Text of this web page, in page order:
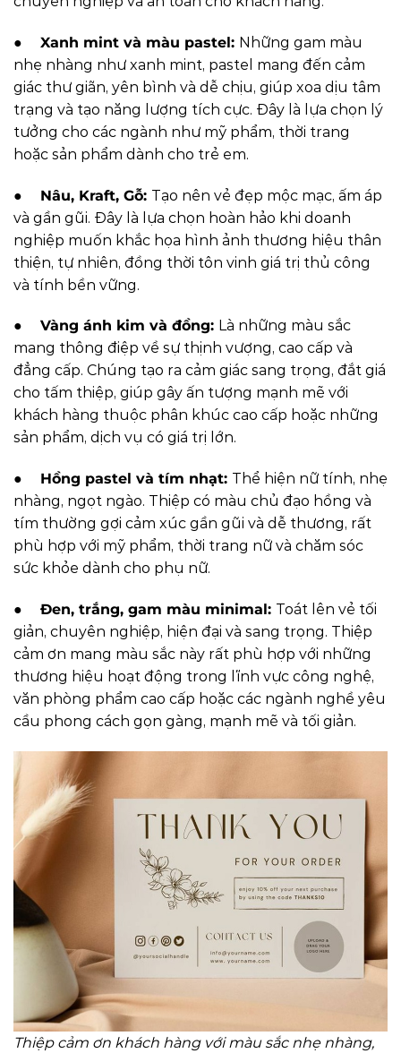
● Xanh mint và màu pastel: Những gam màu
nhẹ nhàng như xanh mint, pastel mang đến cảm
giác thư giãn, yên bình và dễ chịu, giúp xoa dịu tâm
trạng và tạo năng lượng tích cực. Đây là lựa chọn lý
tưởng cho các ngành như mỹ phẩm, thời trang
hoặc sản phẩm dành cho trẻ em.
● Nâu, Kraft, Gỗ: Tạo nên vẻ đẹp mộc mạc, ấm áp
và gần gũi. Đây là lựa chọn hoàn hảo khi doanh
nghiệp muốn khắc họa hình ảnh thương hiệu thân
thiện, tự nhiên, đồng thời tôn vinh giá trị thủ công
và tính bền vững.
● Vàng ánh kim và đồng: Là những màu sắc
mang thông điệp về sự thịnh vượng, cao cấp và
đẳng cấp. Chúng tạo ra cảm giác sang trọng, đắt giá
cho tấm thiệp, giúp gây ấn tượng mạnh mẽ với
khách hàng thuộc phân khúc cao cấp hoặc những
sản phẩm, dịch vụ có giá trị lớn.
● Hồng pastel và tím nhạt: Thể hiện nữ tính, nhẹ
nhàng, ngọt ngào. Thiệp có màu chủ đạo hồng và
tím thường gợi cảm xúc gần gũi và dễ thương, rất
phù hợp với mỹ phẩm, thời trang nữ và chăm sóc
sức khỏe dành cho phụ nữ.
● Đen, trắng, gam màu minimal: Toát lên vẻ tối
giản, chuyên nghiệp, hiện đại và sang trọng. Thiệp
cảm ơn mang màu sắc này rất phù hợp với những
thương hiệu hoạt động trong lĩnh vực công nghệ,
văn phòng phẩm cao cấp hoặc các ngành nghề yêu
cầu phong cách gọn gàng, mạnh mẽ và tối giản.
Thiệp cảm ơn khách hàng với màu sắc nhẹ nhàng,